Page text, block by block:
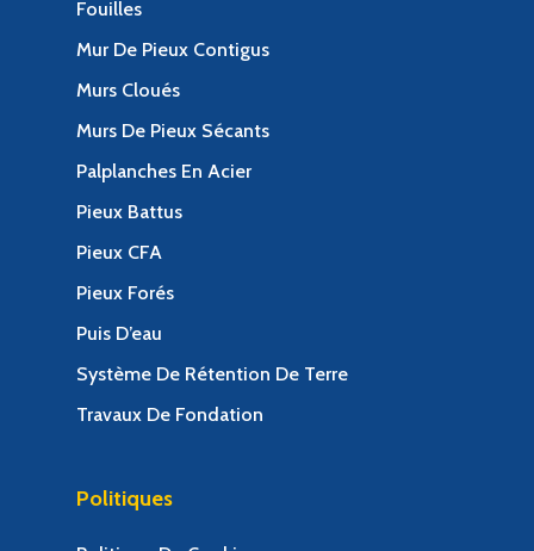
Fouilles
Mur De Pieux Contigus
Murs Cloués
Murs De Pieux Sécants
Palplanches En Acier
Pieux Battus
Pieux CFA
Pieux Forés
Puis D’eau
Système De Rétention De Terre
Travaux De Fondation
Politiques